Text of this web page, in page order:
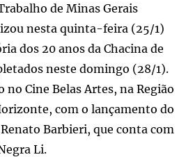
de Minas Gerais
nesta quinta-feira (25/1)
dos 20 anos da Chacina de
neste domingo (28/1).
Cine Belas Artes, na Região
com o lançamento do
Barbieri, que conta com
Li.